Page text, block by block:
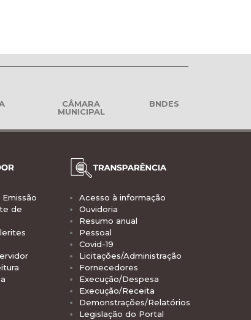
CÂMARA
MUNICIPAL
BNDES
de
Acesso à informação
Ouvidoria
Resumo anual
Pessoal
Covid-19
Licitações/Administração
Fornecedores
Execução/Despesa
Execução/Receita
Demonstrações/Relatórios
Legislação do Portal